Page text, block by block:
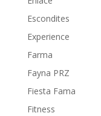
Escondites
Experience
Farma
Fayna PRZ
Fiesta Fama
Fitness